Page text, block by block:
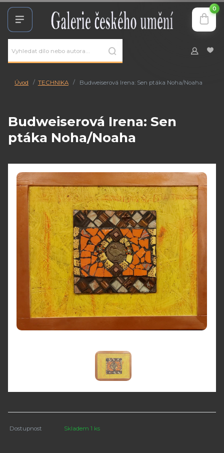
0
Úvod TECHNIKA Budweiserová Irena: Sen ptáka Noha/Noaha
Budweiserová Irena: Sen
ptáka Noha/Noaha
Dostupnost Skladem 1 ks